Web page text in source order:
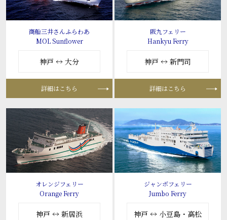
商船三井さんふらわあ
MOL Sunflower
神戸 ↔ 大分
詳細はこちら
阪九フェリー
Hankyu Ferry
神戸 ↔ 新門司
詳細はこちら
オレンジフェリー
Orange Ferry
神戸 ↔ 新居浜
ジャンボフェリー
Jumbo Ferry
神戸 ↔ 小豆島・高松